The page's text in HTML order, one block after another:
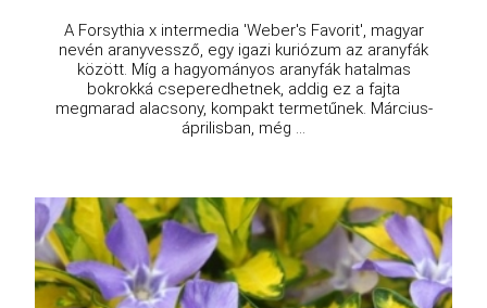
A Forsythia x intermedia 'Weber's Favorit', magyar
nevén aranyvessző, egy igazi kuriózum az aranyfák
között. Míg a hagyományos aranyfák hatalmas
bokrokká cseperedhetnek, addig ez a fajta
megmarad alacsony, kompakt termetűnek. Március-
áprilisban, még ...